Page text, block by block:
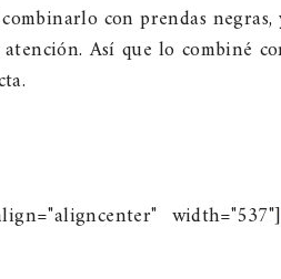
con prendas
Así que lo combiné
width="537"]